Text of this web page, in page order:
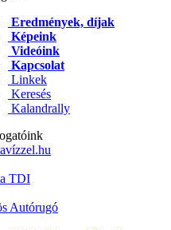
Eredmények, díjak
Képeink
Videóink
Kapcsolat
Linkek
Keresés
Kalandrally
TDI
Autórugó